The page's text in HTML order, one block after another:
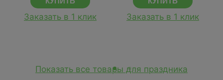
Заказать в 1 клик Заказать в 1 клик
Показать все товары для праздника